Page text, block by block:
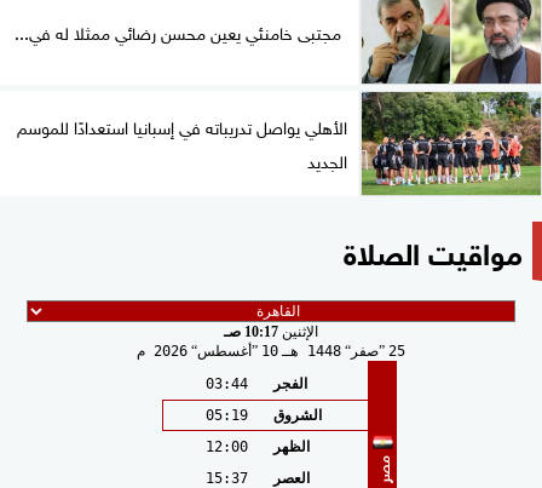
مجتبى خامنئي يعين محسن رضائي ممثلا له في...
الأهلي يواصل تدريباته في إسبانيا استعدادًا للموسم
الجديد
مواقيت الصلاة
الإثنين 10:17 صـ
25 صفر 1448 هـ 10 أغسطس 2026 م
مصر
الفجر
03:44
الشروق
05:19
الظهر
12:00
العصر
15:37